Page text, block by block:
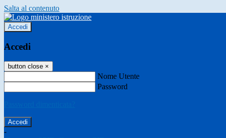
Salta al contenuto
Accedi
Accedi
button close ×
Nome Utente
Password
-